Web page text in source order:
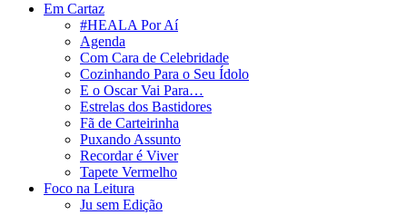
Em Cartaz
#HEALA Por Aí
Agenda
Com Cara de Celebridade
Cozinhando Para o Seu Ídolo
E o Oscar Vai Para…
Estrelas dos Bastidores
Fã de Carteirinha
Puxando Assunto
Recordar é Viver
Tapete Vermelho
Foco na Leitura
Ju sem Edição